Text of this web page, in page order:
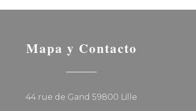
Mapa y Contacto
44 rue de Gand 59800 Lille